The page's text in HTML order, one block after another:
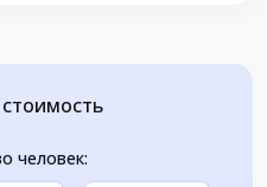
человек: